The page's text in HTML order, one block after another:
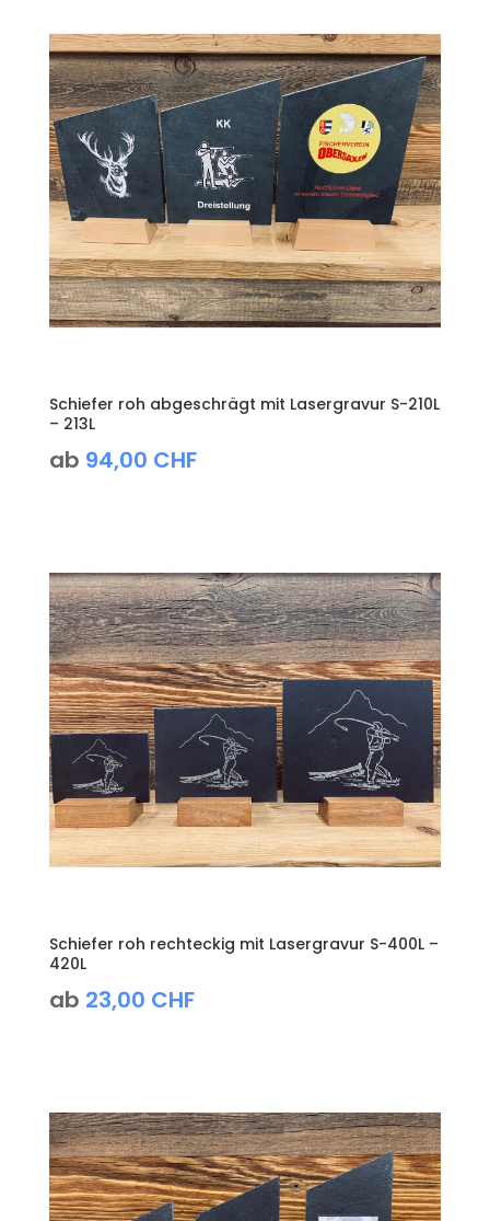
Schiefer roh abgeschrägt mit Lasergravur S-210L
– 213L
ab 94,00 CHF
Schiefer roh rechteckig mit Lasergravur S-400L –
420L
ab 23,00 CHF